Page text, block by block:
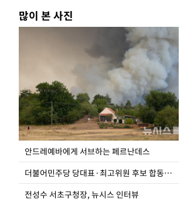
많이 본 사진
안드레예바에게 서브하는 페르난데스
더불어민주당 당대표·최고위원 후보 합동연설회
전성수 서초구청장, 뉴시스 인터뷰